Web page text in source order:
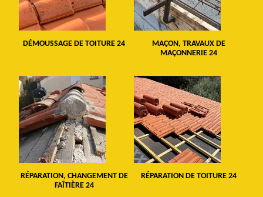
DÉMOUSSAGE DE TOITURE 24
MAÇON, TRAVAUX DE
MAÇONNERIE 24
RÉPARATION, CHANGEMENT DE
FAÎTIÈRE 24
RÉPARATION DE TOITURE 24